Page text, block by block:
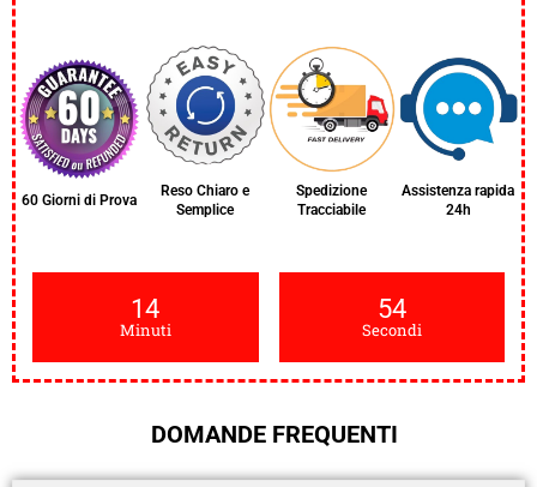
60 Giorni di Prova
Reso Chiaro e
Semplice
Spedizione
Tracciabile
Assistenza rapida
24h
14
Minuti
53
Secondi
DOMANDE FREQUENTI